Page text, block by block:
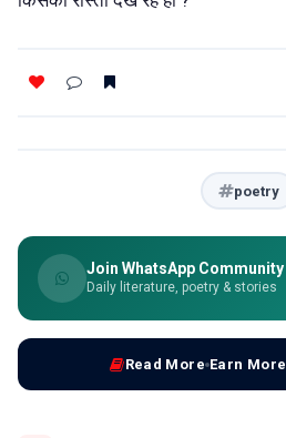
poetry
Join WhatsApp Community
Daily literature, poetry & stories
Read More Earn More